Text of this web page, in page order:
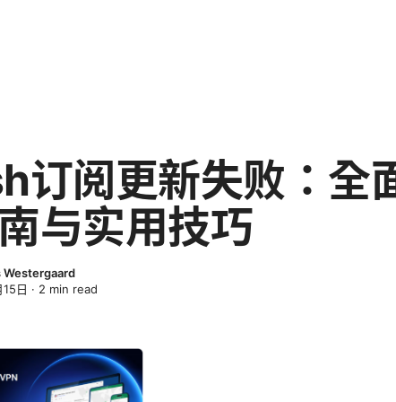
订阅更新失败：全
与实用技巧
Westergaard
日 · 2 min read